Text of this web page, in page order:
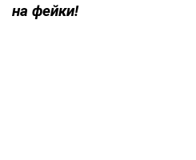
на фейки!